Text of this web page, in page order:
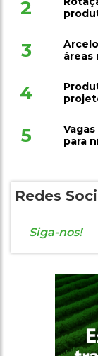
2
3
áreas
4
5
para
Redes
Siga-nos!